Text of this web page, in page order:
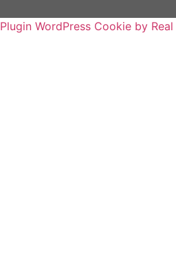
Plugin WordPress Cookie by